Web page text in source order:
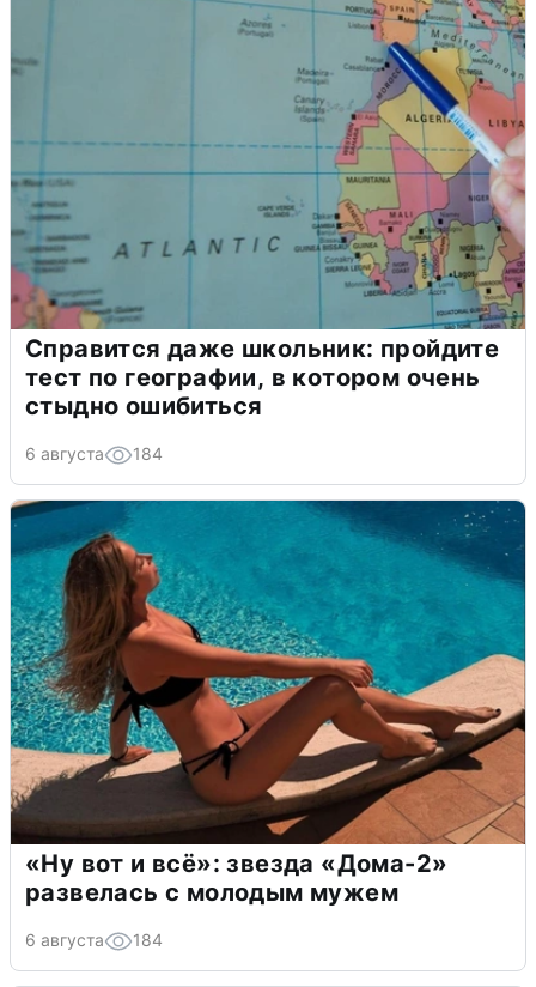
Справится даже школьник: пройдите
тест по географии, в котором очень
стыдно ошибиться
6 августа 184
«Ну вот и всё»: звезда «Дома-2»
развелась с молодым мужем
6 августа 184